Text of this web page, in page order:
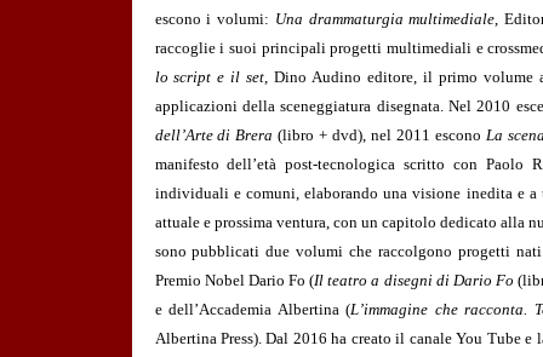
escono i volumi: Una drammaturgia multimediale,
raccoglie i suoi principali progetti multimediali e
lo script e il set, Dino Audino editore, il primo volume
applicazioni della sceneggiatura disegnata. Nel 2010
dell’Arte di Brera (libro + dvd), nel 2011 escono La
manifesto dell’età post-tecnologica scritto con Paolo
individuali e comuni, elaborando una visione inedita e
attuale e prossima ventura, con un capitolo dedicato alla
sono pubblicati due volumi che raccolgono progetti
Premio Nobel Dario Fo (Il teatro a disegni di Dario Fo
e dell’Accademia Albertina (L’immagine che racconta.
Albertina Press). Dal 2016 ha creato il canale You Tube e